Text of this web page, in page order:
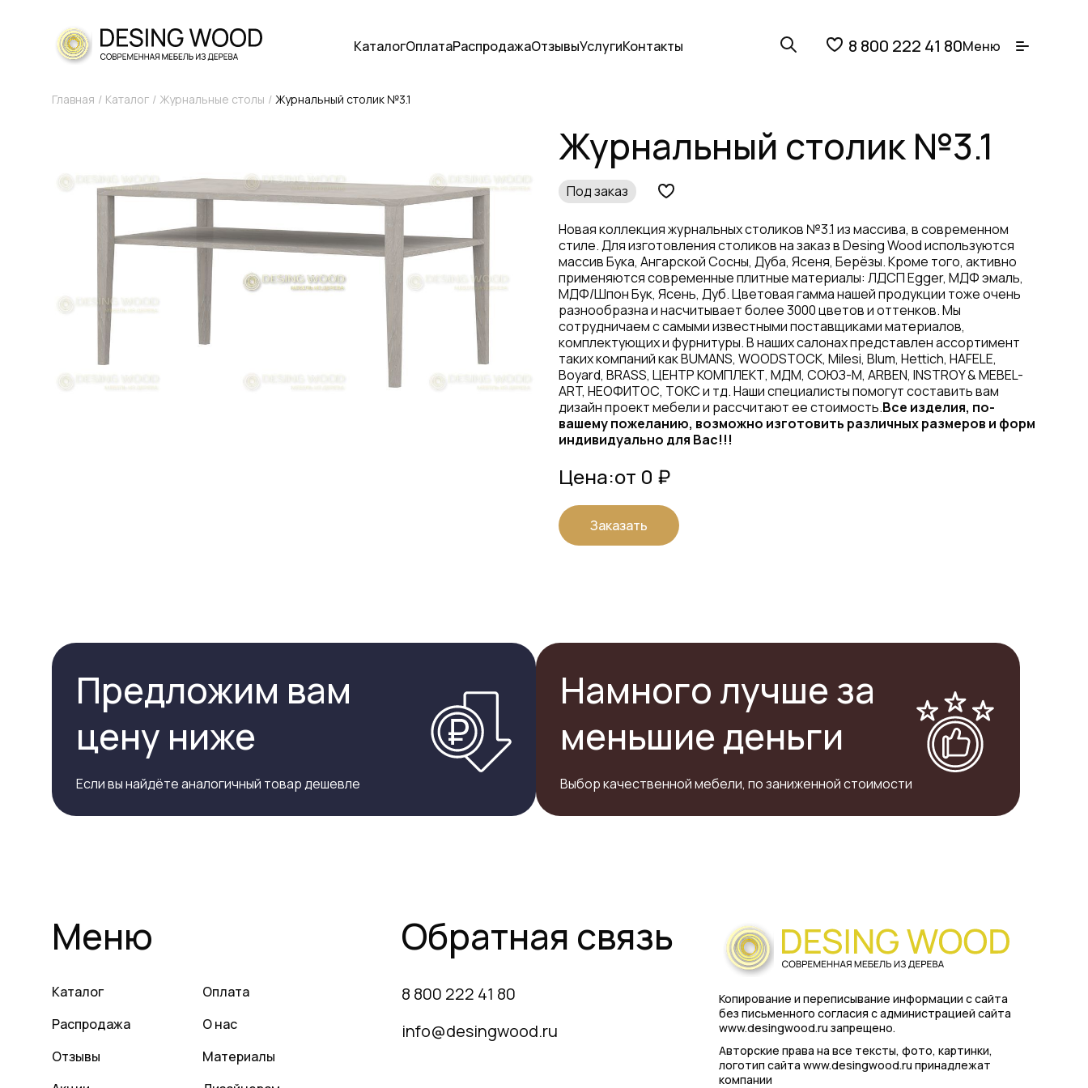
КаталогОплатаРаспродажаОтзывыУслугиКонтакты 8 800 222 41 80Меню
Главная Каталог Журнальные столы Журнальный столик №3.1
Журнальный столик №3.1
Под заказ
Новая коллекция журнальных столиков №3.1 из массива, в современном
стиле. Для изготовления столиков на заказ в Desing Wood используются
массив Бука, Ангарской Сосны, Дуба, Ясеня, Берёзы. Кроме того, активно
применяются современные плитные материалы: ЛДСП Egger, МДФ эмаль,
МДФ/Шпон Бук, Ясень, Дуб. Цветовая гамма нашей продукции тоже очень
разнообразна и насчитывает более 3000 цветов и оттенков. Мы
сотрудничаем с самыми известными поставщиками материалов,
комплектующих и фурнитуры. В наших салонах представлен ассортимент
таких компаний как BUMANS, WOODSTOCK, Milesi, Blum, Hettich, HAFELE,
Boyard, BRASS, ЦЕНТР КОМПЛЕКТ, МДМ, СОЮЗ-М, ARBEN, INSTROY & MEBEL-
ART, НЕОФИТОС, ТОКС и тд. Наши специалисты помогут составить вам
дизайн проект мебели и рассчитают ее стоимость.Все изделия, по-
вашему пожеланию, возможно изготовить различных размеров и форм
индивидуально для Вас!!!
Цена:от 0 ₽
Заказать
Предложим вам
цену ниже
Если вы найдёте аналогичный товар дешевле
Намного лучше за
меньшие деньги
Выбор качественной мебели, по заниженной стоимости
Меню
Каталог
Распродажа
Отзывы
Оплата
О нас
Материалы
Обратная связь
8 800 222 41 80
info@desingwood.ru
Копирование и переписывание информации с сайта
без письменного согласия с администрацией сайта
www.desingwood.ru запрещено.
Авторские права на все тексты, фото, картинки,
логотип сайта www.desingwood.ru принадлежат
компании